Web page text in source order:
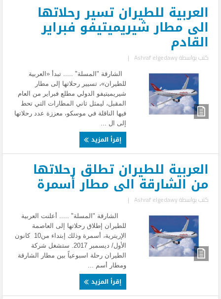
العربية للطيران تسير رحلاتها
الى مطار شيريميتيفو فبراير
القادم
كتب بواسطةAshraf elgedawy
|
الشارقة "المسلة" ..... تبدأ «العربية
للطيران»، تسيير رحلاتها إلى مطار
شيريميتيفو الدولي مطلع فبراير من العام
المقبل، ليمثل ثاني المطارات التي تحط
فيها الناقلة في موسكو، معززة عدد رحلاتها
إلى ال ...
إقرأ المزيد
العربية للطيران تطلق رحلاتها
من الشارقة الى مطار أسمرة
كتب بواسطةAshraf elgedawy
|
الشارقة "المسلة" ..... أعلنت العربية
للطيران إطلاق رحلاتها إلى العاصمة
الإريترية، أسمرة وذلك إبتداء من10 كانون
الأول/ ديسمبر 2017. ستشغل شركة
الطيران رحلة اسبوعياً بين مطار الشارقة
ومطار أسم ...
إقرأ المزيد